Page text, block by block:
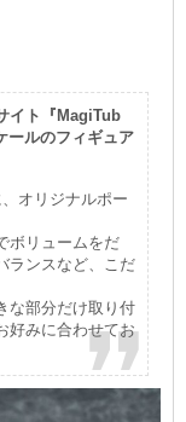
イト『MagiTub
ールのフィギュア
オリジナルポー
ボリュームをだ
ランスなど、こだ
な部分だけ取り付
好みに合わせてお